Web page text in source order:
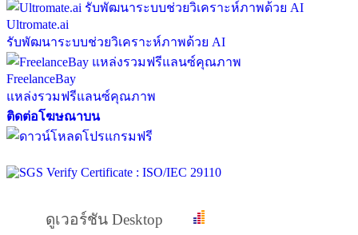
Ultromate.ai
รับพัฒนาระบบช่วยวิเคราะห์ภาพด้วย AI
FreelanceBay
แหล่งรวมฟรีแลนซ์คุณภาพ
ติดต่อโฆษณาบน
ดูเวอร์ชัน Desktop